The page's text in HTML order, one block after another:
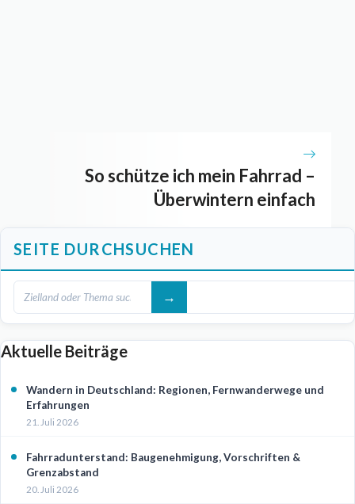
So schütze ich mein Fahrrad –
Überwintern einfach
SEITE DURCHSUCHEN
Aktuelle Beiträge
Wandern in Deutschland: Regionen, Fernwanderwege und
Erfahrungen
21. Juli 2026
Fahrradunterstand: Baugenehmigung, Vorschriften &
Grenzabstand
20. Juli 2026